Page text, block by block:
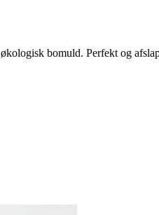
bomuld. Perfekt og